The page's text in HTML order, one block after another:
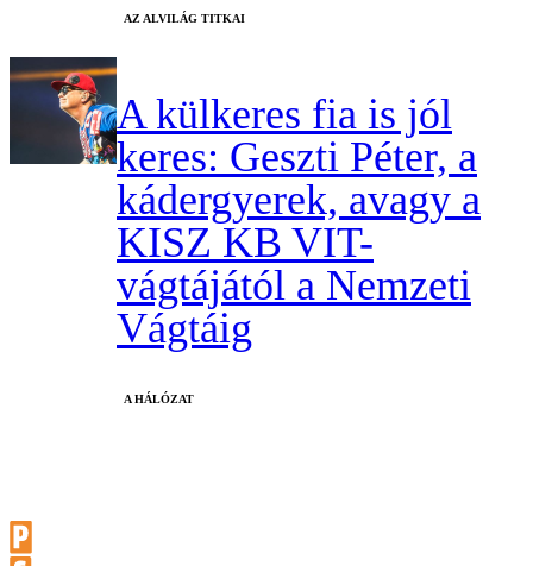
AZ ALVILÁG TITKAI
A külkeres fia is jól
keres: Geszti Péter, a
kádergyerek, avagy a
KISZ KB VIT-
vágtájától a Nemzeti
Vágtáig
A HÁLÓZAT